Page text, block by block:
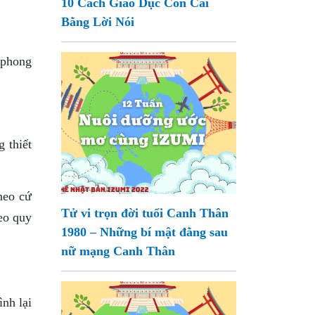
thiết
cứ
quy
lại
10 Cách Giáo Dục Con Cái
Bằng Lời Nói
Tử vi trọn đời tuổi Canh Thân
1980 – Những bí mật đằng sau
nữ mạng Canh Thân